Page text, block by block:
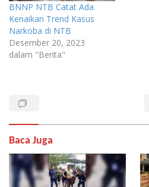
BNNP NTB Catat Ada
Kenaikan Trend Kasus
Narkoba di NTB
Desember 20, 2023
dalam "Berita"
Baca Juga